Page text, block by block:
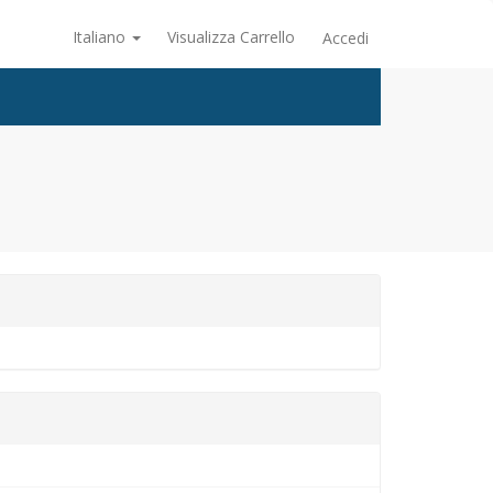
Italiano Visualizza Carrello Accedi